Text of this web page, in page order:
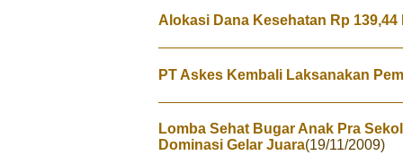
Alokasi Dana Kesehatan Rp 139,44
PT Askes Kembali Laksanakan
Lomba Sehat Bugar Anak Pra
Dominasi Gelar Juara(19/11/2009)